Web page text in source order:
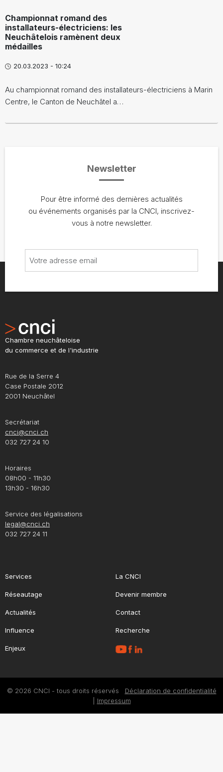
Championnat romand des
installateurs-électriciens: les
Neuchâtelois ramènent deux
médailles
20.03.2023 - 10:24
Au championnat romand des installateurs-électriciens à Marin
Centre, le Canton de Neuchâtel a…
Newsletter
Pour être informé des dernières actualités
ou événements organisés par la CNCI, inscrivez-
vous à notre newsletter.
Chambre neuchâteloise
du commerce et de l'industrie
Rue de la Serre 4
Case Postale 2012
2001 Neuchâtel
Secrétariat
cnci@cnci.ch
032 727 24 10
Horaires
08h00 - 11h30
13h30 - 16h30
Service des légalisations
legal@cnci.ch
032 727 24 11
Services
Réseautage
Actualités
Influence
Enjeux
La CNCI
Devenir membre
Contact
Recherche
© 2026 CNCI - tous droits réservés Déclaration de confidentialité
Impressum